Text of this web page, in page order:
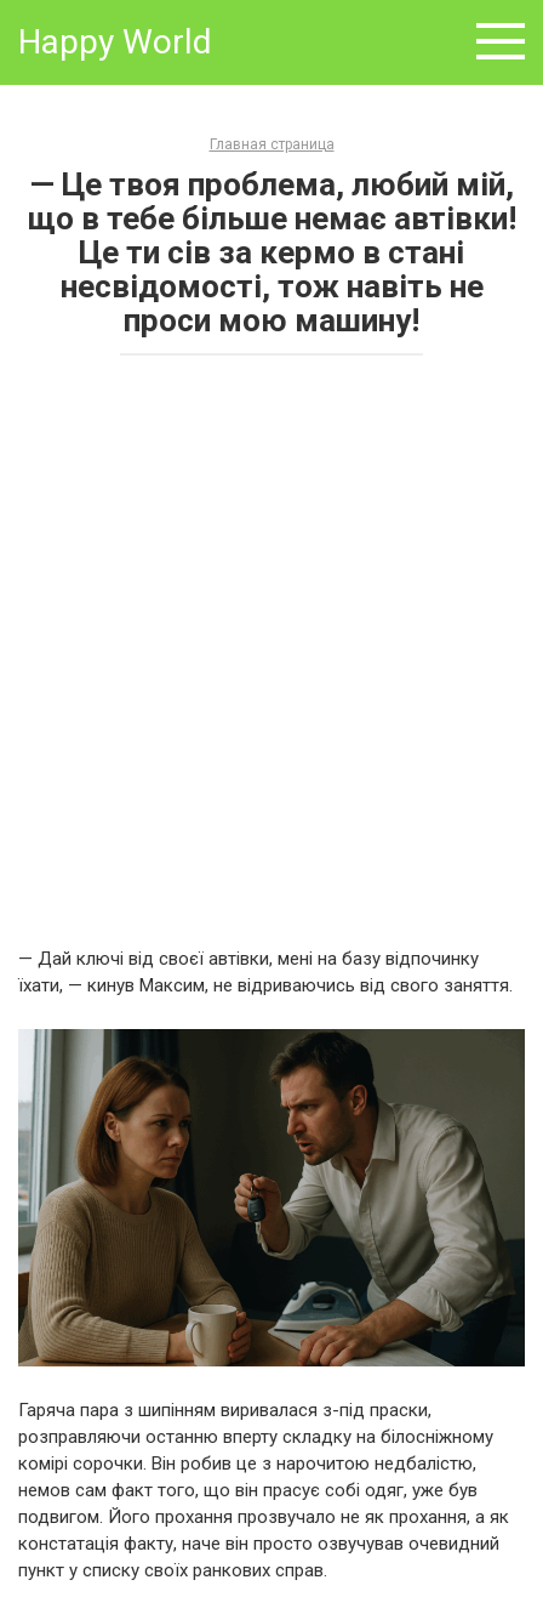
Happy World
Главная страница
— Це твоя проблема, любий мій,
що в тебе більше немає автівки!
Це ти сів за кермо в стані
несвідомості, тож навіть не
проси мою машину!
— Дай ключі від своєї автівки, мені на базу відпочинку
їхати, — кинув Максим, не відриваючись від свого заняття.
Гаряча пара з шипінням виривалася з-під праски,
розправляючи останню вперту складку на білосніжному
комірі сорочки. Він робив це з нарочитою недбалістю,
немов сам факт того, що він прасує собі одяг, уже був
подвигом. Його прохання прозвучало не як прохання, а як
констатація факту, наче він просто озвучував очевидний
пункт у списку своїх ранкових справ.